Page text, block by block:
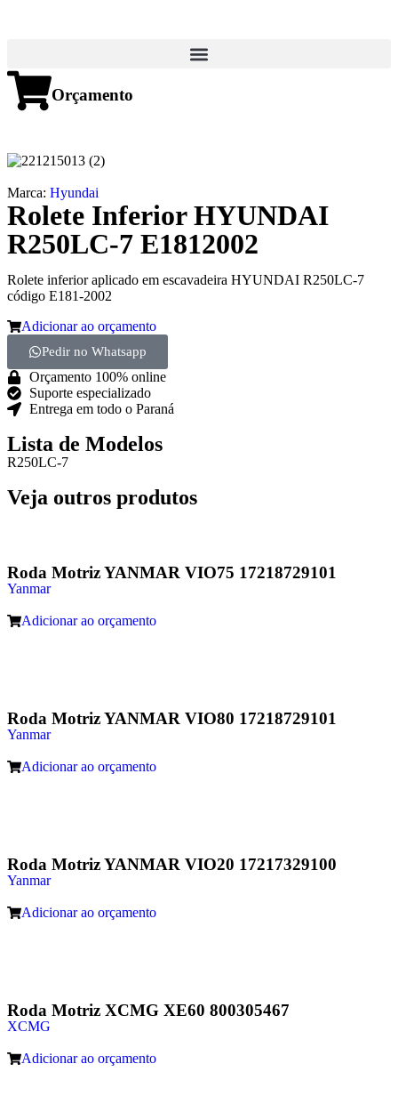
Orçamento
Marca: Hyundai
Rolete Inferior HYUNDAI
R250LC-7 E1812002
Rolete inferior aplicado em escavadeira HYUNDAI R250LC-7
código E181-2002
Adicionar ao orçamento
Pedir no Whatsapp
Orçamento 100% online
Suporte especializado
Entrega em todo o Paraná
Lista de Modelos
R250LC-7
Veja outros produtos
Roda Motriz YANMAR VIO75 17218729101
Yanmar
Adicionar ao orçamento
Roda Motriz YANMAR VIO80 17218729101
Yanmar
Adicionar ao orçamento
Roda Motriz YANMAR VIO20 17217329100
Yanmar
Adicionar ao orçamento
Roda Motriz XCMG XE60 800305467
XCMG
Adicionar ao orçamento